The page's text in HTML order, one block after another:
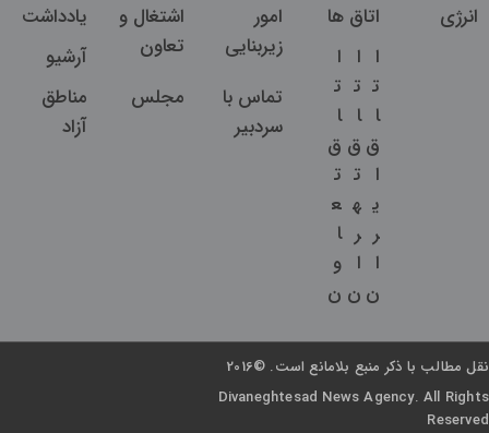
انرژی
اتاق ها
ا
ت
ا
ق
ا
ی
ر
ا
ن
ا
ت
ا
ق
ت
ه
ر
ا
ن
ا
ت
ا
ق
ت
ع
ا
و
ن
امور
زیربنایی
اشتغال و
تعاون
یادداشت
آرشیو
تماس با
سردبیر
مجلس
مناطق
آزاد
نقل مطالب با ذکر منبع بلامانع است. ©2016
Divaneghtesad News Agency. All Rights
Reserved